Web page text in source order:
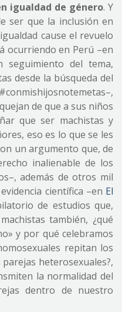
igualdad de género. Y
ser que la inclusión en
cause el revuelo
ocurriendo en Perú –en
seguimiento del tema,
desde la búsqueda del
de que a sus niños
que ser machistas y
eso es lo que se les
un argumento que, de
inalienable de los
además de otros mil
científica –en El
de estudios que,
también, ¿qué
y por qué celebramos
repitan los
heterosexuales?,
la normalidad del
dentro de nuestro